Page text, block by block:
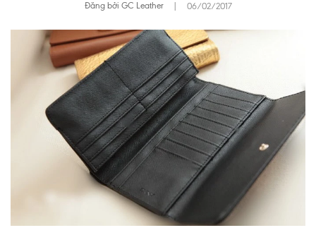
Đăng bởi GC Leather 06/02/2017